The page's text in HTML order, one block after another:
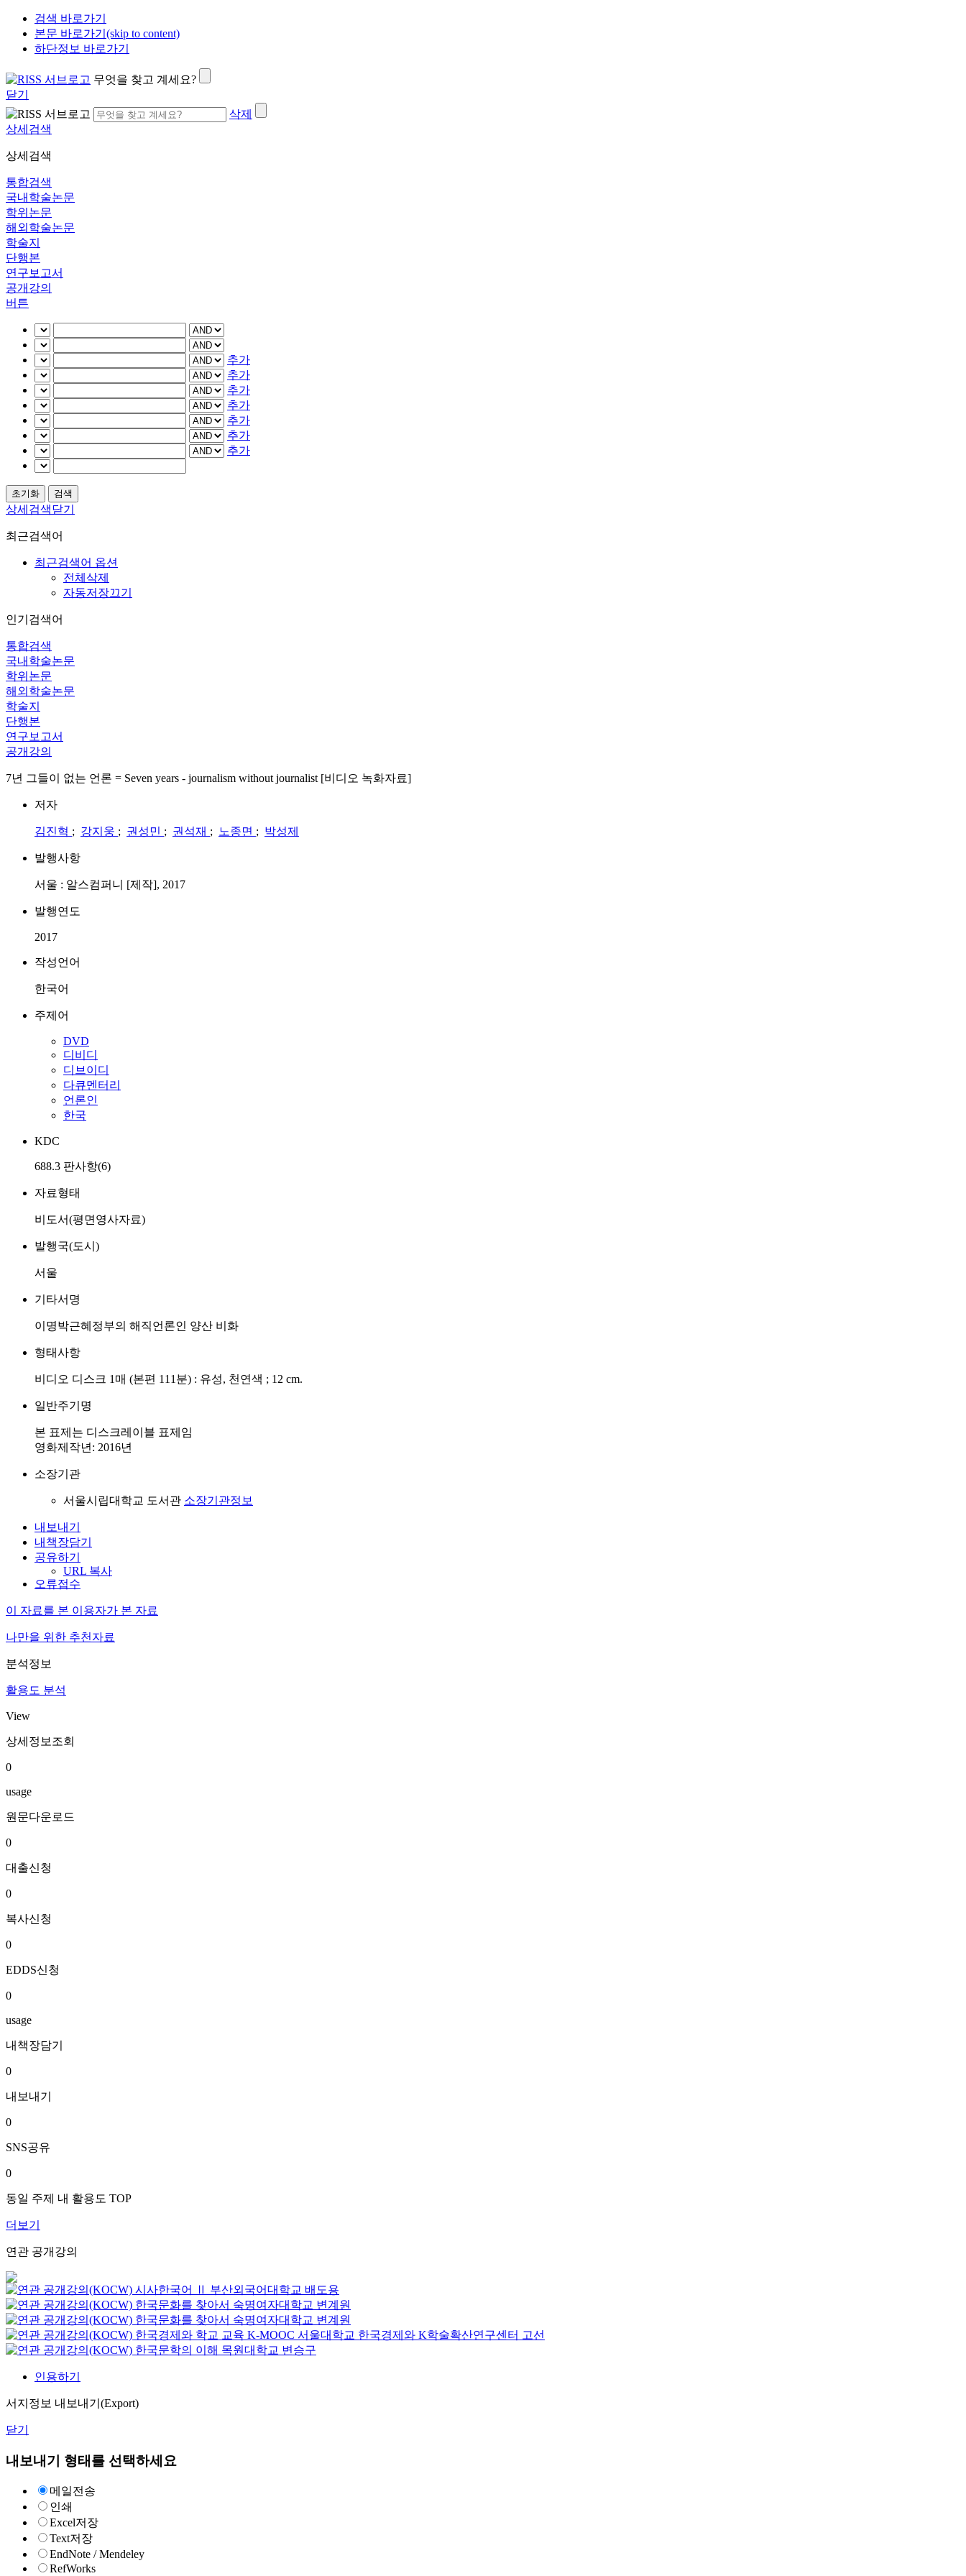
검색 바로가기
본문 바로가기(skip to content)
하단정보 바로가기
무엇을 찾고 계세요?
닫기
삭제
상세검색
상세검색
통합검색
국내학술논문
학위논문
해외학술논문
학술지
단행본
연구보고서
공개강의
버튼
추가
추가
추가
추가
추가
추가
추가
상세검색닫기
최근검색어
최근검색어 옵션
전체삭제
자동저장끄기
인기검색어
통합검색
국내학술논문
학위논문
해외학술논문
학술지
단행본
연구보고서
공개강의
7년 그들이 없는 언론 = Seven years - journalism without journalist [비디오 녹화자료]
저자
김진혁 ; 강지웅 ; 권성민 ; 권석재 ; 노종면 ; 박성제
발행사항
서울 : 알스컴퍼니 [제작], 2017
발행연도
2017
작성언어
한국어
주제어
DVD
디비디
디브이디
다큐멘터리
언론인
한국
KDC
688.3 판사항(6)
자료형태
비도서(평면영사자료)
발행국(도시)
서울
기타서명
이명박근혜정부의 해직언론인 양산 비화
형태사항
비디오 디스크 1매 (본편 111분) : 유성, 천연색 ; 12 cm.
일반주기명
본 표제는 디스크레이블 표제임
영화제작년: 2016년
소장기관
서울시립대학교 도서관 소장기관정보
내보내기
내책장담기
공유하기
URL 복사
오류접수
이 자료를 본 이용자가 본 자료
나만을 위한 추천자료
분석정보
활용도 분석
View
상세정보조회
0
usage
원문다운로드
0
대출신청
0
복사신청
0
EDDS신청
0
usage
내책장담기
0
내보내기
0
SNS공유
0
동일 주제 내 활용도 TOP
더보기
연관 공개강의
시사한국어 Ⅱ 부산외국어대학교 배도용
한국문화를 찾아서 숙명여자대학교 변계원
한국문화를 찾아서 숙명여자대학교 변계원
한국경제와 학교 교육 K-MOOC 서울대학교 한국경제와 K학술확산연구센터 고선
한국문학의 이해 목원대학교 변승구
인용하기
서지정보 내보내기(Export)
닫기
내보내기 형태를 선택하세요
메일전송
인쇄
Excel저장
Text저장
EndNote / Mendeley
RefWorks